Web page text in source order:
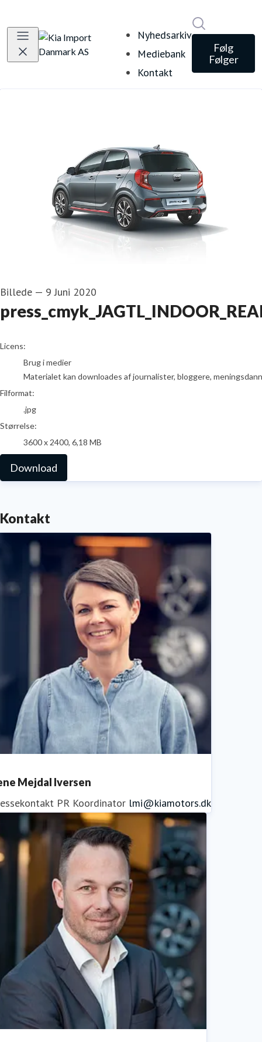
Nyhedsarkiv
Mediebank
Kontakt
Følg
Følger
Billede — 9 Juni 2020
go to media item
Licens:
Brug i medier
Materialet kan downloades af journalister, bloggere,
Filformat:
.jpg
Størrelse:
3600 x 2400, 6,18 MB
Download
Kontakt
Mejdal Iversen
PR Koordinator lmi@kiamotors.dk